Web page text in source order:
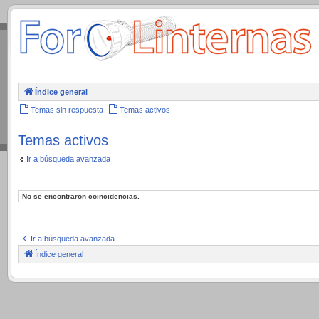
.
Índice general
Temas sin respuesta Temas activos
Temas activos
Ir a búsqueda avanzada
No se encontraron coincidencias.
Ir a búsqueda avanzada
Índice general
.